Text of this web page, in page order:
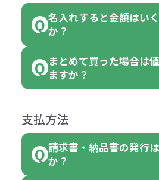
但し、ロゴなど名
費用）
れ等分で100個ずつ
（割り切れない場合
色指定できる商品に
品詳細の購入の所
になっております。
い。
例えば…
クエアトート」を
クエアトート」は10
色を指定出来るので
個、ブルーを90個、
がございます。
ご注文の際は、十
めご了承ください。
ただし下記の場合は
●初期不良または不
障）の場合
合
●名入れ、オリジナ
っていた場合
名入れすると金額はい
か？
名入れありの場合
は下記の通りです。
計算例：
＜1色印刷の場合＞
（提供価格（商品代
まとめて買った場合は
ますか？
商品によりますが、
ていただきます。
見積もりサポートか
支払方法
請求書・納品書の発行
か？